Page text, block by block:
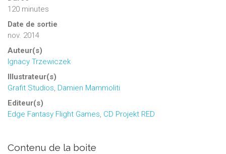
120 minutes
Date de sortie
nov. 2014
Auteur(s)
Ignacy Trzewiczek
Illustrateur(s)
Grafit Studios, Damien Mammoliti
Editeur(s)
Edge Fantasy Flight Games, CD Projekt RED
Contenu de la boite